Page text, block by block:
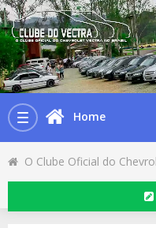
Toggle
navigation
Home
O Clube Oficial do